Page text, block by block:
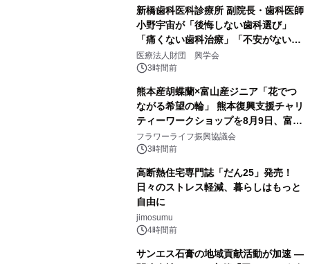
新橋歯科医科診療所 副院長・歯科医師
小野宇宙が「後悔しない歯科選び」
「痛くない歯科治療」「不安がない治
療計画」をテーマに専門監修
医療法人財団 興学会
3時間前
熊本産胡蝶蘭×富山産ジニア「花でつ
ながる希望の輪」 熊本復興支援チャリ
ティーワークショップを8月9日、富
山・射水で開催
フラワーライフ振興協議会
3時間前
高断熱住宅専門誌「だん25」発売！
日々のストレス軽減、暮らしはもっと
自由に
jimosumu
4時間前
サンエス石膏の地域貢献活動が加速 ―